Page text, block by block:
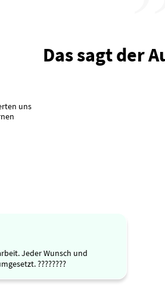
Das sagt der
uns
Jeder Wunsch und
????????